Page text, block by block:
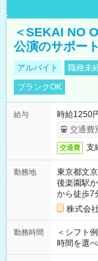
＜SEKAI NO
公演のサポー
アルバイト 職種未
ブランクOK
給与
時給1250
交通費
交通費 支
勤務地
東京都文
後楽園駅
から徒歩7
株式会
勤務時間
＜シフト例＞
時間を選